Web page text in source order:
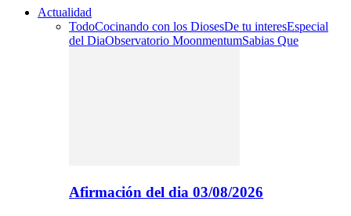
Actualidad
TodoCocinando con los DiosesDe tu interesEspecial
del DiaObservatorio MoonmentumSabias Que
Afirmación del dia 03/08/2026